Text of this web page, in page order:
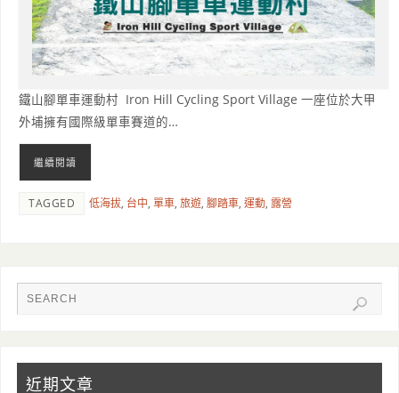
鐵山腳單車運動村 Iron Hill Cycling Sport Village 一座位於大甲
外埔擁有國際級單車賽道的…
繼續閱讀
TAGGED 低海拔, 台中,單車,旅遊,腳踏車,運動, 露營
近期文章